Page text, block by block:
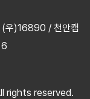
(우)16890 / 천안캠
rights reserved.